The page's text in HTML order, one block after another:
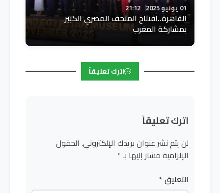
01 يونيو 2025 21:12
القاهرة..افتتاح المتحف المصري الكبير
بمشاركة المغرب
اترك تعليقاً
اترك تعليقاً
لن يتم نشر عنوان بريدك الإلكتروني. الحقول
الإلزامية مشار إليها بـ*
التعليق*